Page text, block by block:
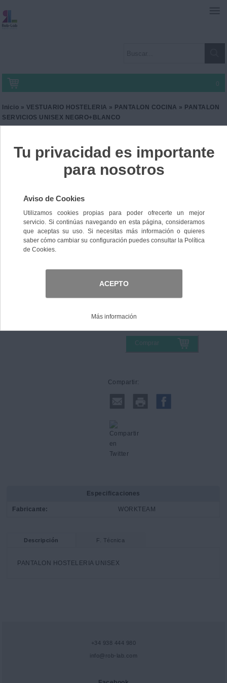
0
Inicio » VESTUARIO HOSTELERIA » PANTALON COCINA » PANTALON
SERVICIOS UNISEX NEGRO+BLANCO
PANTALON SERVICIOS
UNISEX NEGRO+BLANCO
Ref. CM-B1426
Color
Talla
Comprar
Compartir:
Especificaciones
Fabricante: WORKTEAM
Descripción F. Técnica
PANTALON HOSTELERIA UNISEX
+34 938 444 980
info@rob-lab.com